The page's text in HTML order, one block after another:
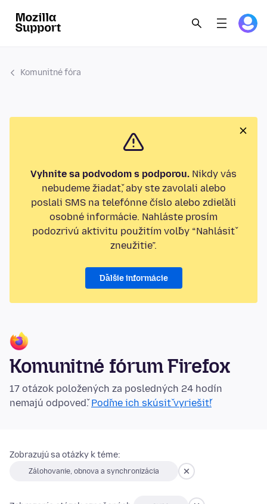
Komunitné fóra
Vyhnite sa podvodom s podporou. Nikdy vás
nebudeme žiadať, aby ste zavolali alebo
poslali SMS na telefónne číslo alebo zdieľali
osobné informácie. Nahláste prosím
podozrivú aktivitu použitím voľby “Nahlásiť
zneužitie”.
Ďalšie informácie
Komunitné fórum Firefox
17 otázok položených za posledných 24 hodín
nemajú odpoveď.Poďme ich skúsiť vyriešiť!
Zobrazujú sa otázky k téme:
Zálohovanie, obnova a synchronizácia